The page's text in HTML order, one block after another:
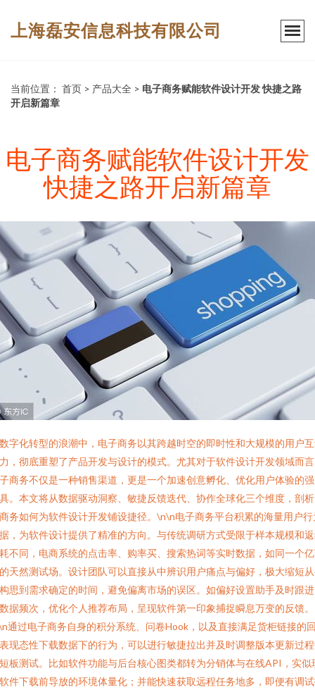
上海磊安信息科技有限公司
当前位置： 首页 > 产品大全 > 电子商务赋能软件设计开发 快捷之路
开启新篇章
电子商务赋能软件设计开发
快捷之路开启新篇章
字化转型的浪潮中，电子商务以其跨越时空的即时性和大规模的用户
，彻底重塑了产品开发与设计的模式。尤其对于软件设计开发领域而
商务不仅是一种销售渠道，更是一个加速创意孵化、优化用户体验的
。本文将从数据驱动洞察、敏捷反馈迭代、协作全球化三个维度，剖
务如何为软件设计开发铺设捷径。\n\n电子商务平台积累的海量用户行
，为软件设计提供了精准的方向。与传统调研方式受限于样本规模和
不同，电商系统的点击率、购率买、搜索热词等实时数据，如同一个
天然测试场。设计团队可以直接从中辨识用户痛点与偏好，极大缩短
思到需求确定的时间，避免偏离市场的误区。如偏好设置助手及时跟
据频次，优化个人推荐布局，呈现软件第一印象捕捉瞬息万变的反馈。
通过电子商务自身的积分系统、问卷Hook，以及直接满足货柜链接的
现态性下载数据下的行为，可以进行敏捷拉出并及时调整版本更新过
板测试。比如软件功能与后台核心图类都转为分销体与在线API，实似
件下载前导放的环境体量化；并能快速获取远程任务地多，即便有调